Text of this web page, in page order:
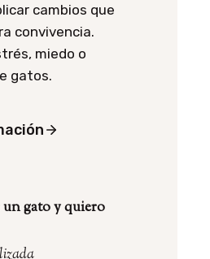
cambios que
convivencia.
miedo o
gatos.
gato y quiero